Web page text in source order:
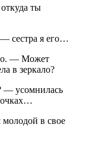
ты
сестра я его…
— Может
в зеркало?
— усомнилась
очках…
в свое